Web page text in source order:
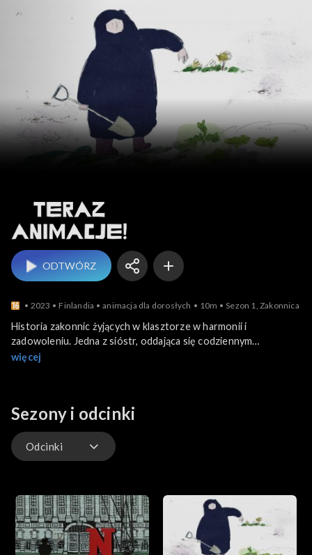
ODTWÓRZ
2023 Finlandia animacja dla dorosłych 10m Sezon 1, Zakonnica
Historia zakonnic żyjących w klasztorze w harmonii i
zadowoleniu. Jedna z sióstr, oddająca się codziennym
obowiązkom, wychodzi w pole kopać ziemniaki. Pod ziemią
więcej
Sezony i odcinki
Odcinki